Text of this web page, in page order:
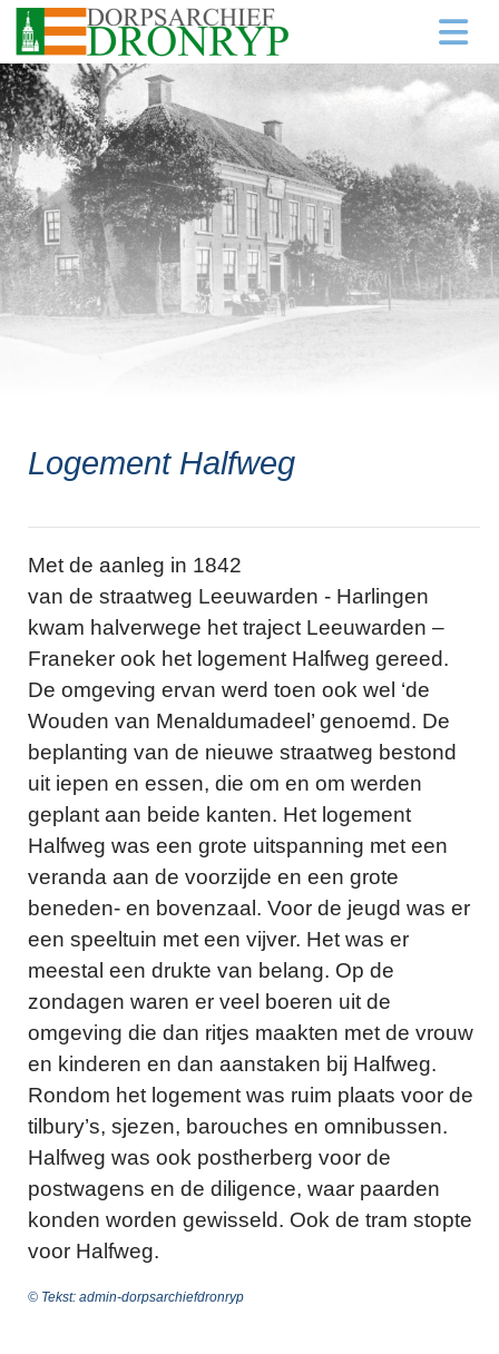
Logement Halfweg
Met de aanleg in 1842
van de straatweg Leeuwarden - Harlingen
kwam halverwege het traject Leeuwarden –
Franeker ook het logement Halfweg gereed.
De omgeving ervan werd toen ook wel ‘de
Wouden van Menaldumadeel’ genoemd. De
beplanting van de nieuwe straatweg bestond
uit iepen en essen, die om en om werden
geplant aan beide kanten. Het logement
Halfweg was een grote uitspanning met een
veranda aan de voorzijde en een grote
beneden- en bovenzaal. Voor de jeugd was er
een speeltuin met een vijver. Het was er
meestal een drukte van belang. Op de
zondagen waren er veel boeren uit de
omgeving die dan ritjes maakten met de vrouw
en kinderen en dan aanstaken bij Halfweg.
Rondom het logement was ruim plaats voor de
tilbury’s, sjezen, barouches en omnibussen.
Halfweg was ook postherberg voor de
postwagens en de diligence, waar paarden
konden worden gewisseld. Ook de tram stopte
voor Halfweg.
© Tekst: admin-dorpsarchiefdronryp